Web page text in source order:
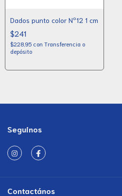
Dados punto color Nº12 1 cm
$241
$228,95 con Transferencia o
depósito
Seguinos
Contactános